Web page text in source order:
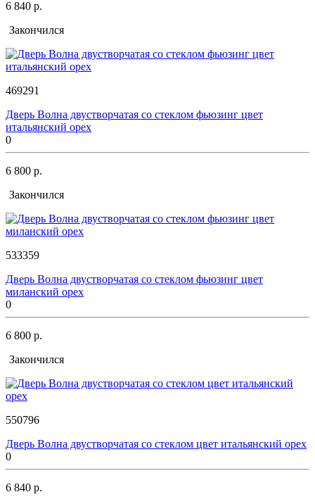
6 840 р.
Закончился
469291
Дверь Волна двустворчатая со стеклом фьюзинг цвет
итальянский орех
0
6 800 р.
Закончился
533359
Дверь Волна двустворчатая со стеклом фьюзинг цвет
миланский орех
0
6 800 р.
Закончился
550796
Дверь Волна двустворчатая со стеклом цвет итальянский орех
0
6 840 р.